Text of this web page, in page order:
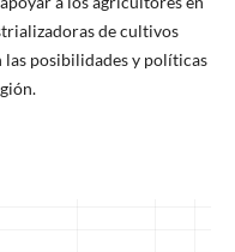
de cultivos
las posibilidades y políticas